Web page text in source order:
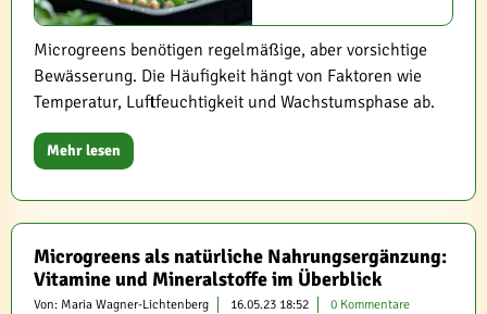
Microgreens benötigen regelmäßige, aber vorsichtige
Bewässerung. Die Häufigkeit hängt von Faktoren wie
Temperatur, Luftfeuchtigkeit und Wachstumsphase ab.
Mehr lesen
Microgreens als natürliche Nahrungsergänzung:
Vitamine und Mineralstoffe im Überblick
Von: Maria Wagner-Lichtenberg 16.05.23 18:52 0 Kommentare